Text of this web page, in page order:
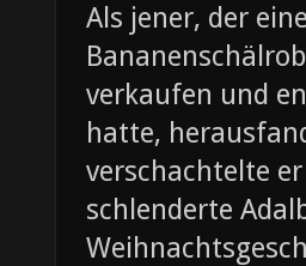
Als jener, der
verkaufen und
hatte,
verschachtelte
schlenderte